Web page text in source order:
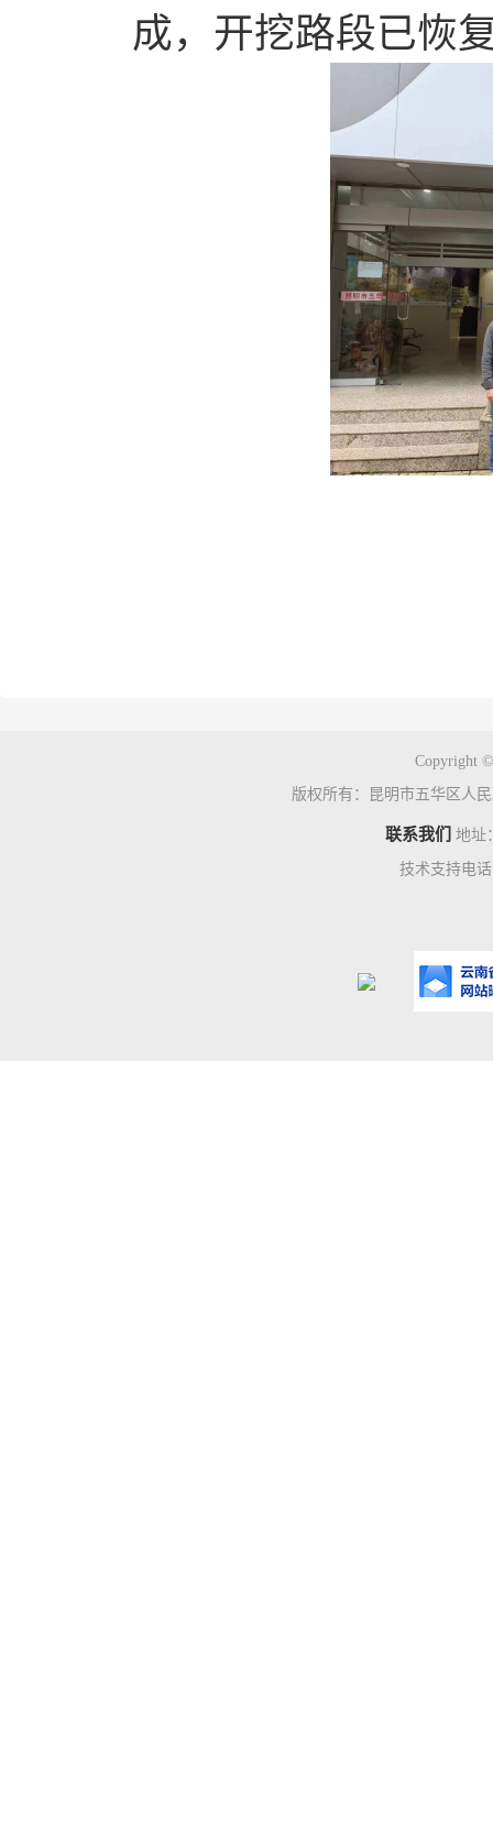
成，开挖路段已恢
Copyright
版权所有：昆明市五华区人
联系我们 地址
技术支持电